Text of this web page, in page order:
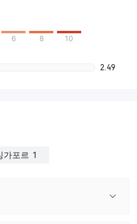
6 8 10
2.49
가포르 1